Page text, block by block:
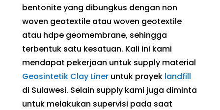
bentonite yang dibungkus dengan non
woven geotextile atau woven geotextile
atau hdpe geomembrane, sehingga
terbentuk satu kesatuan. Kali ini kami
mendapat pekerjaan untuk supply material
Geosintetik Clay Lineruntuk proyek landfill
di Sulawesi. Selain supply kami juga diminta
untuk melakukan supervisi pada saat